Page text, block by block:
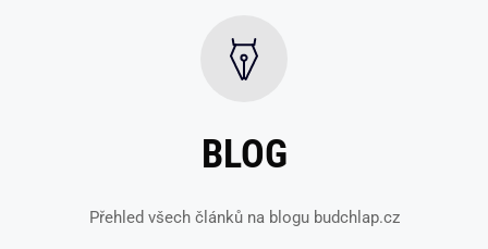
BLOG
Přehled všech článků na blogu budchlap.cz